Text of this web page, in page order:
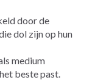
door de
dol zijn op hun
medium
beste past.